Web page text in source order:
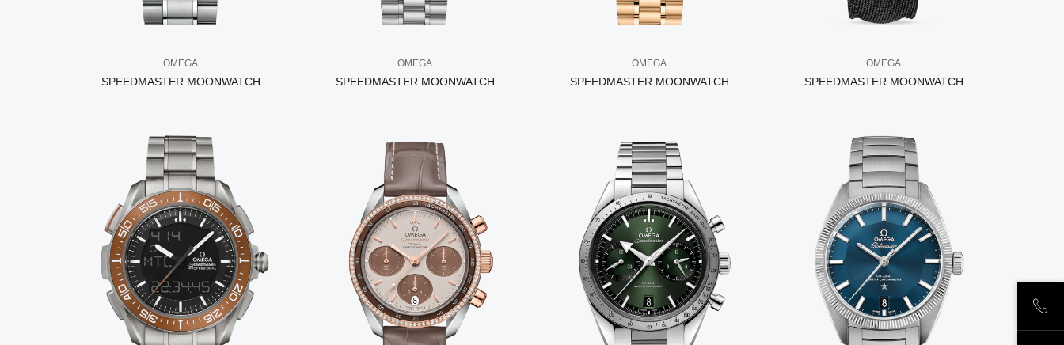
OMEGA
SPEEDMASTER MOONWATCH
OMEGA
SPEEDMASTER MOONWATCH
OMEGA
SPEEDMASTER MOONWATCH
OMEGA
SPEEDMASTER MOONWATCH